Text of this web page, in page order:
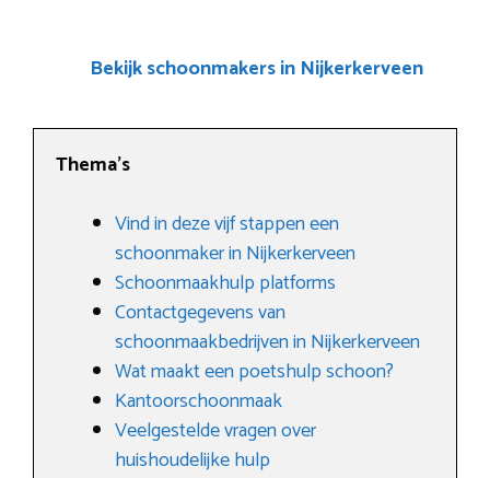
Bekijk schoonmakers in Nijkerkerveen
Thema’s
Vind in deze vijf stappen een
schoonmaker in Nijkerkerveen
Schoonmaakhulp platforms
Contactgegevens van
schoonmaakbedrijven in Nijkerkerveen
Wat maakt een poetshulp schoon?
Kantoorschoonmaak
Veelgestelde vragen over
huishoudelijke hulp